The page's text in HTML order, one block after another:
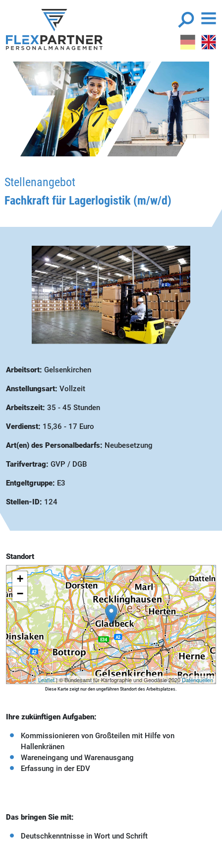
Stellenangebot
Fachkraft für Lagerlogistik (m/w/d)
Arbeitsort: Gelsenkirchen
Anstellungsart: Vollzeit
Arbeitszeit: 35 - 45 Stunden
Verdienst: 15,36 - 17 Euro
Art(en) des Personalbedarfs: Neubesetzung
Tarifvertrag: GVP / DGB
Entgeltgruppe: E3
Stellen-ID: 124
Standort
+
−
Leaflet| © Bundesamt für Kartographie und Geodäsie 2020Datenquellen
Diese Karte zeigt nur den ungefähren Standort des Arbeitsplatzes.
Ihre zukünftigen Aufgaben:
Kommissionieren von Großteilen mit Hilfe von
Hallenkränen
Wareneingang und Warenausgang
Erfassung in der EDV
Das bringen Sie mit:
Deutschkenntnisse in Wort und Schrift